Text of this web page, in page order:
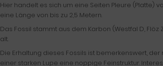
Hier handelt es sich um eine Seiten Pleure (Platte)
eine Länge von bis zu 2,5 Metern.
Das Fossil stammt aus dem Karbon (Westfal D,
alt.
Die Erhaltung dieses Fossils ist bemerkenswert,
einer starken Lupe eine noppige Feinstruktur.